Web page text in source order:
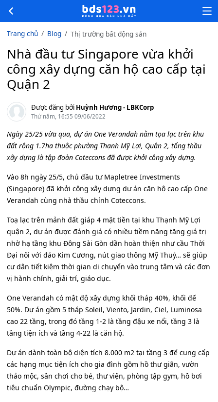
Trang chủ Blog Thị trường bất động sản
Nhà đầu tư Singapore vừa khởi
công xây dựng căn hộ cao cấp tại
Quận 2
Được đăng bởi Huỳnh Hương - LBKCorp
Thứ năm, 16:55 09/06/2022
Ngày 25/25 vừa qua, dự án One Verandah nằm tọa lạc trên khu
đất rộng 1.7ha thuộc phường Thạnh Mỹ Lợi, Quận 2, tổng thầu
xây dựng là tập đoàn Coteccons đã được khởi công xây dựng.
Vào 8h ngày 25/5, chủ đầu tư Mapletree Investments
(Singapore) đã khởi công xây dựng dự án căn hộ cao cấp One
Verandah cùng nhà thầu chính Coteccons.
Toạ lạc trên mảnh đất giáp 4 mặt tiền tại khu Thạnh Mỹ Lợi
quận 2, dự án được đánh giá có nhiều tiềm năng tăng giá trị
nhờ hạ tầng khu Đông Sài Gòn dần hoàn thiện như cầu Thời
Đại nối với đảo Kim Cương, nút giao thông Mỹ Thuỷ… sẽ giúp
cư dân tiết kiệm thời gian di chuyển vào trung tâm và các đơn
vị hành chính, giải trí, giáo dục.
One Verandah có mật độ xây dựng khối tháp 40%, khối đế
50%. Dự án gồm 5 tháp Soleil, Viento, Jardin, Ciel, Luminosa
cao 22 tầng, trong đó tầng 1-2 là tầng đậu xe nổi, tầng 3 là
tầng tiện ích và tầng 4-22 là căn hộ.
Dự án dành toàn bộ diện tích 8.000 m2 tại tầng 3 để cung cấp
các hạng mục tiện ích cho gia đình gồm hồ thư giãn, vườn
thảo mộc, sân chơi cho bé, thư viện, phòng tập gym, hồ bơi
tiêu chuẩn Olympic, đường chạy bộ…